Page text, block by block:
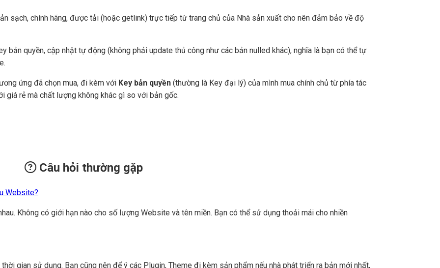
sạch, chính hãng, được tải (hoặc getlink) trực tiếp từ trang chủ của Nhà sản xuất cho nên đảm bảo về độ
bản quyền, cập nhật tự động (không phải update thủ công như các bản nulled khác), nghĩa là bạn có thể tự
ứng đã chọn mua, đi kèm với Key bản quyền (thường là Key đại lý) của mình mua chính chủ từ phía tác
giá rẻ mà chất lượng không khác gì so với bản gốc.
Câu hỏi thường gặp
Website?
Không có giới hạn nào cho số lượng Website và tên miền. Bạn có thể sử dụng thoải mái cho nhiền
gian sử dụng. Bạn cũng nên để ý các Plugin, Theme đi kèm sản phẩm nếu nhà phát triển ra bản mới nhất,